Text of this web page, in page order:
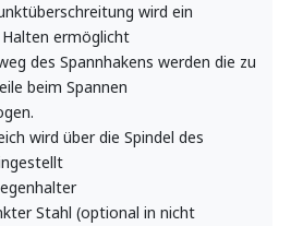
wird ein
ermöglicht
des Spannhakens werden die zu
beim Spannen
wird über die Spindel des
Stahl (optional in nicht